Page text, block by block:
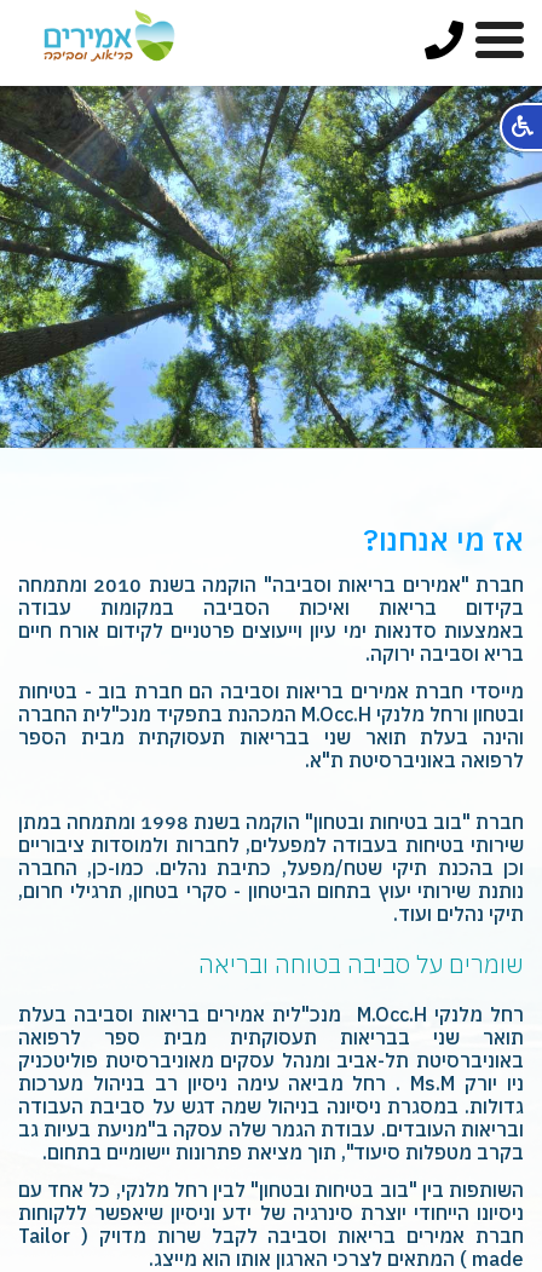
אז מי אנחנו?
‎בקידום בריאות‎ ‎ואיכות‎ ‎הסביבה‎ ‎במקומות‎ ‎עבודה
מייסדי חברת אמירים בריאות וסביבה הם חברת בוב - בטיחות
ובטחון ורחל מלנקי M.Occ.H ‏המכהנת בתפקיד מנכ"לית החברה
והינה בעלת תואר שני בבריאות תעסוקתית מבית הספר
לרפואה באוניברסיטת ת"א.
חברת "בוב בטיחות ובטחון" הוקמה בשנת 1998 ומתמחה במתן
שירותי בטיחות בעבודה‎ ‎למפעלים, ‏לחברות ולמוסדות‎ ‎ציבוריים
וכן בהכנת תיקי שטח/מפעל, כתיבת נהלים. כמו-כן, החברה
נותנת ‏שירותי יעוץ‎ ‎בתחום הביטחון - סקרי בטחון, תרגילי חרום,
תיקי נהלים ועוד.‏
שומרים על סביבה בטוחה ובריאה
רחל מלנקי ‎ M.Occ.H מנכ"לית אמירים בריאות וסביבה בעלת
תואר שני בבריאות תעסוקתית ‏מבית ספר לרפואה
באוניברסיטת תל-אביב ומנהל עסקים מאוניברסיטת ‏פוליטכניק
ניו יורק ‏‎ Ms.M‏. רחל מביאה עימה ניסיון רב בניהול מערכות
גדולות. במסגרת ניסיונה ‏בניהול שמה דגש על סביבת העבודה
ובריאות העובדים. עבודת הגמר שלה עסקה ‏ב"מניעת בעיות גב
בקרב מטפלות סיעוד", תוך מציאת פתרונות יישומיים בתחום.‏
השותפות בין "בוב בטיחות ובטחון" לבין רחל מלנקי, כל אחד עם
ניסיונו הייחודי יוצרת ‏סינרגיה של ידע וניסיון שיאפשר ללקוחות
חברת אמירים בריאות וסביבה לקבל שרות ‏מדויק ( ‏Tailor
made‏ ) המתאים לצרכי הארגון אותו הוא מייצג.‏